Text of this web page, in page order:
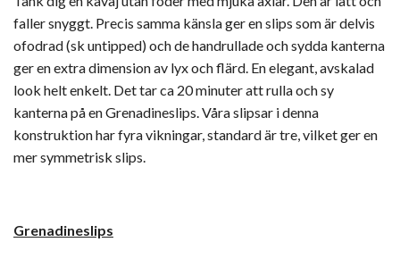
faller snyggt. Precis samma känsla ger en slips som är delvis
ofodrad (sk untipped) och de handrullade och sydda kanterna
ger en extra dimension av lyx och flärd. En elegant, avskalad
look helt enkelt. Det tar ca 20 minuter att rulla och sy
kanterna på en Grenadineslips. Våra slipsar i denna
konstruktion har fyra vikningar, standard är tre, vilket ger en
mer symmetrisk slips.
Grenadineslips